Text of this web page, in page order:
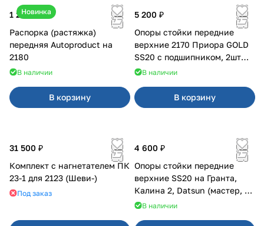
Новинка
1 250 ₽
Распорка (растяжка)
передняя Autoproduct на
2180
В наличии
В корзину
5 200 ₽
Опоры стойки передние
верхние 2170 Приора GOLD
SS20 с подшипником, 2шт
10116
В наличии
В корзину
31 500 ₽
Комплект с нагнетателем ПК
23-1 для 2123 (Шеви-)
Под заказ
4 600 ₽
Опоры стойки передние
верхние SS20 на Гранта,
Калина 2, Datsun (мастер, с
ЭлУР, с подшипником) 2шт
В наличии